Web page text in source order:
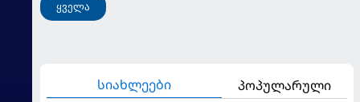
ყველა
სიახლეები პოპულარული